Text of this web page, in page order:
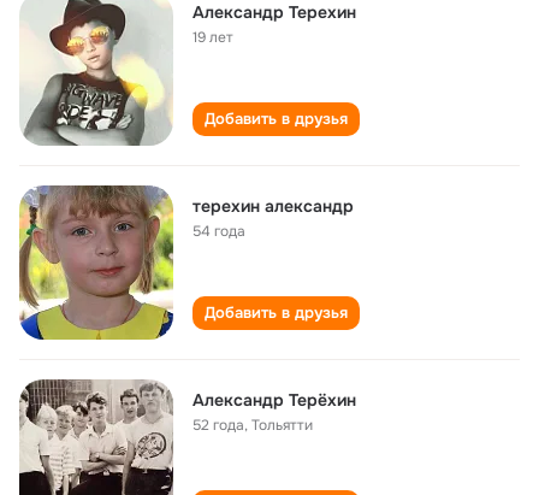
Александр Терехин
19 лет
Добавить в друзья
терехин александр
54 года
Добавить в друзья
Александр Терёхин
52 года,Тольятти